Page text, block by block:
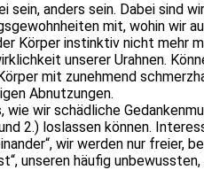
sein, anders sein. Dabei sind
mit, wohin wir
Körper instinktiv nicht mehr
unserer Urahnen.
mit zunehmend
Abnutzungen.
wie wir schädliche
2.) loslassen können.
wir werden nur freier,
unseren häufig